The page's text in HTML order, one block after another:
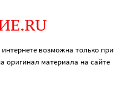
возможна только при
оригинал материала на сайте